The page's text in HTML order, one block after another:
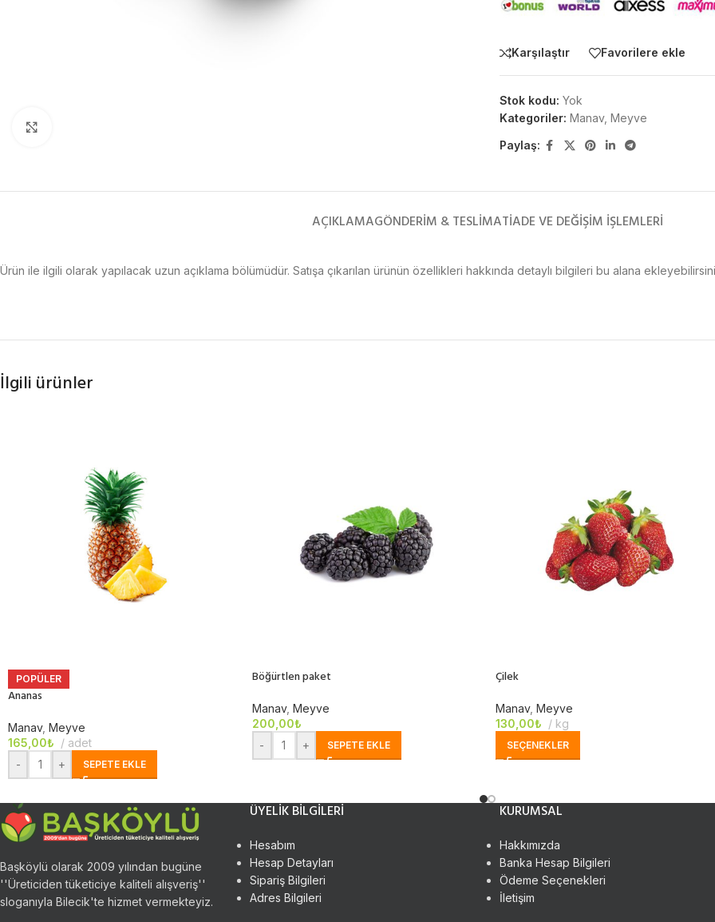
Karşılaştır Favorilere ekle
Stok kodu: Yok
Kategoriler: Manav, Meyve
Paylaş:
AÇIKLAMAGÖNDERIM & TESLIMATİADE VE DEĞIŞIM İŞLEMLERI
Ürün ile ilgili olarak yapılacak uzun açıklama bölümüdür. Satışa çıkarılan ürünün özellikleri hakkında detaylı bilgileri bu alana
İlgili ürünler
POPÜLER
Ananas
Manav, Meyve
165,00₺
adet
-
+ SEPETE EKLE
Böğürtlen paket
Manav, Meyve
200,00₺
-
+ SEPETE EKLE
Çilek
Manav, Meyve
130,00₺ kg
SEÇENEKLER
Başköylü olarak 2009 yılından bugüne
''Üreticiden tüketiciye kaliteli alışveriş''
sloganıyla Bilecik'te hizmet vermekteyiz.
ÜYELIK BILGILERI
Hesabım
Hesap Detayları
Sipariş Bilgileri
Adres Bilgileri
KURUMSAL
Hakkımızda
Banka Hesap Bilgileri
Ödeme Seçenekleri
İletişim